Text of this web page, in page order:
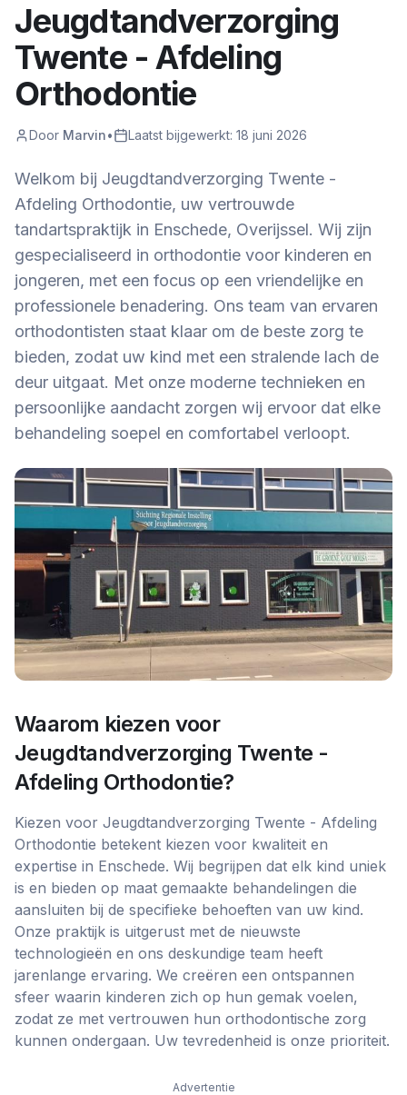
Jeugdtandverzorging
Twente - Afdeling
Orthodontie
Door Marvin• Laatst bijgewerkt: 18 juni 2026
Welkom bij Jeugdtandverzorging Twente -
Afdeling Orthodontie, uw vertrouwde
tandartspraktijk in Enschede, Overijssel. Wij zijn
gespecialiseerd in orthodontie voor kinderen en
jongeren, met een focus op een vriendelijke en
professionele benadering. Ons team van ervaren
orthodontisten staat klaar om de beste zorg te
bieden, zodat uw kind met een stralende lach de
deur uitgaat. Met onze moderne technieken en
persoonlijke aandacht zorgen wij ervoor dat elke
behandeling soepel en comfortabel verloopt.
Waarom kiezen voor
Jeugdtandverzorging Twente -
Afdeling Orthodontie?
Kiezen voor Jeugdtandverzorging Twente - Afdeling
Orthodontie betekent kiezen voor kwaliteit en
expertise in Enschede. Wij begrijpen dat elk kind uniek
is en bieden op maat gemaakte behandelingen die
aansluiten bij de specifieke behoeften van uw kind.
Onze praktijk is uitgerust met de nieuwste
technologieën en ons deskundige team heeft
jarenlange ervaring. We creëren een ontspannen
sfeer waarin kinderen zich op hun gemak voelen,
zodat ze met vertrouwen hun orthodontische zorg
kunnen ondergaan. Uw tevredenheid is onze prioriteit.
Advertentie